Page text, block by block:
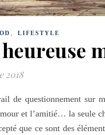
, LIFESTYLE
2018
de questionnement sur
et l’amitié… la seule
que ce sont des